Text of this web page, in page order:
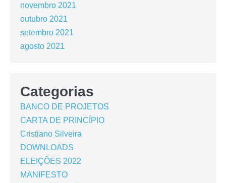
novembro 2021
outubro 2021
setembro 2021
agosto 2021
Categorias
BANCO DE PROJETOS
CARTA DE PRINCÍPIO
Cristiano Silveira
DOWNLOADS
ELEIÇÕES 2022
MANIFESTO